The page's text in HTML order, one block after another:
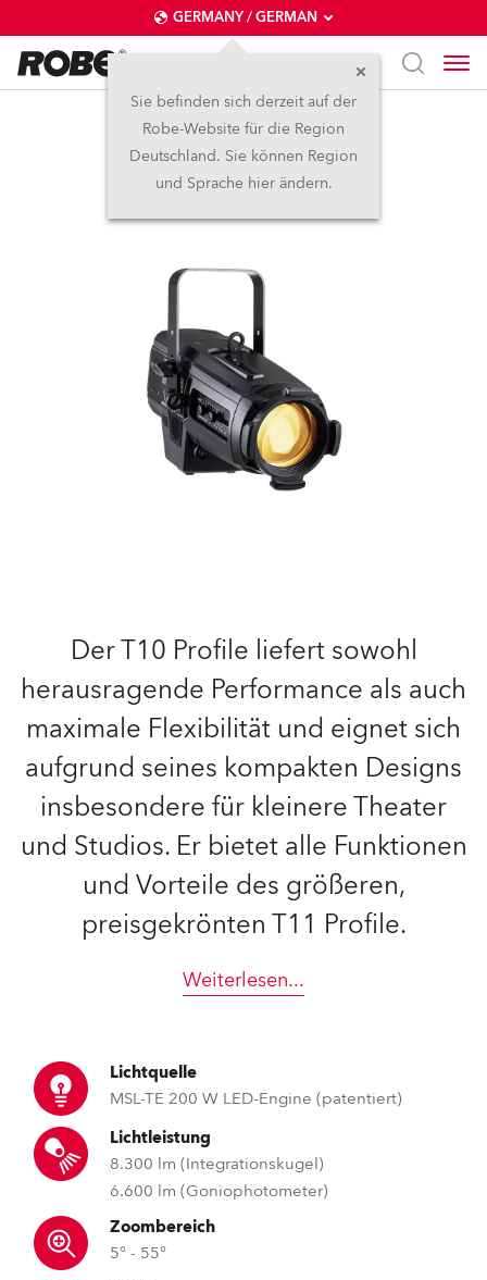
GERMANY / GERMAN
Sie befinden sich derzeit auf der
Robe-Website für die Region
Deutschland. Sie können Region
und Sprache hier ändern.
T10 Profile™
NEU
Der T10 Profile liefert sowohl
herausragende Performance als auch
maximale Flexibilität und eignet sich
aufgrund seines kompakten Designs
insbesondere für kleinere Theater
und Studios. Er bietet alle Funktionen
und Vorteile des größeren,
preisgekrönten T11 Profile.
Weiterlesen...
Lichtquelle
MSL-TE 200 W LED-Engine (patentiert)
Lichtleistung
8.300 lm (Integrationskugel)
6.600 lm (Goniophotometer)
Zoombereich
5° - 55°